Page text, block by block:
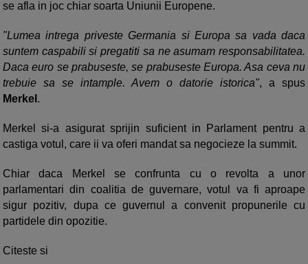
se afla in joc chiar soarta Uniunii Europene.
"Lumea intrega priveste Germania si Europa sa vada daca
suntem caspabili si pregatiti sa ne asumam responsabilitatea.
Daca euro se prabuseste, se prabuseste Europa. Asa ceva nu
trebuie sa se intample. Avem o datorie istorica", a spus
Merkel .
Merkel si-a asigurat sprijin suficient in Parlament pentru a
castiga votul, care ii va oferi mandat sa negocieze la summit.
Chiar daca Merkel se confrunta cu o revolta a unor
parlamentari din coalitia de guvernare, votul va fi aproape
sigur pozitiv, dupa ce guvernul a convenit propunerile cu
partidele din opozitie.
Citeste si